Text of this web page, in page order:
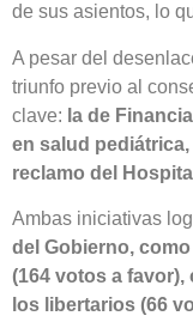
de sus asientos, lo
A pesar del
triunfo previo al
clave: la de
en salud
reclamo del
Ambas iniciativas
del Gobierno,
(164 votos a
los libertarios (66